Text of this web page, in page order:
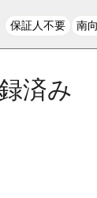
保証人不要 南
済み